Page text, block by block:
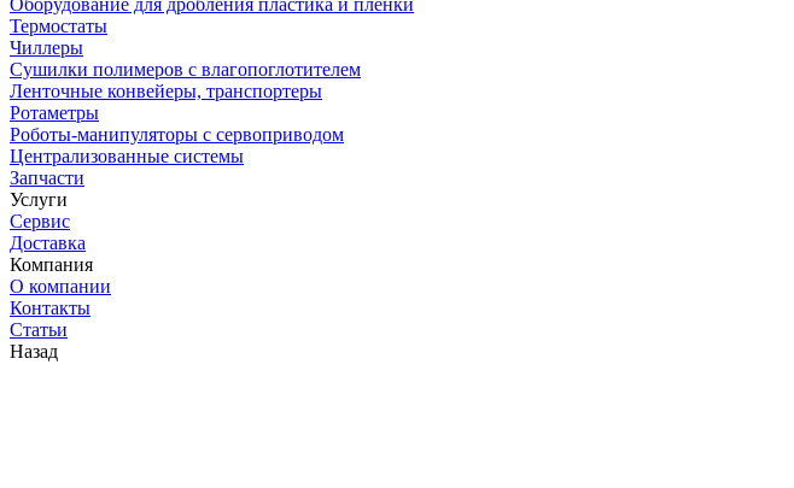
Оборудование для дробления пластика и пленки
Термостаты
Чиллеры
Сушилки полимеров с влагопоглотителем
Ленточные конвейеры, транспортеры
Ротаметры
Роботы-манипуляторы с сервоприводом
Централизованные системы
Запчасти
Услуги
Сервис
Доставка
Компания
О компании
Контакты
Статьи
Назад